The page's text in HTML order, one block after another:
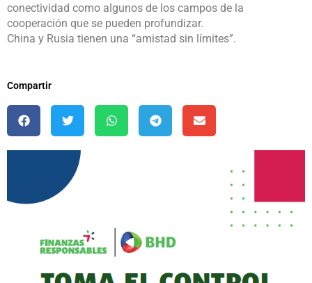
conectividad como algunos de los campos de la
cooperación que se pueden profundizar.
China y Rusia tienen una “amistad sin límites”.
Compartir